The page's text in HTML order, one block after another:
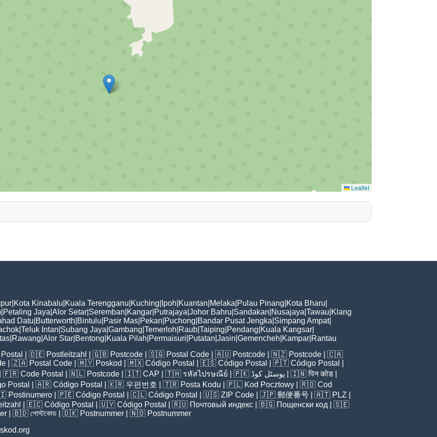
Leaflet
Kota Kinabalu Kuala Terengganu Kuching Ipoh Kuantan Melaka Pulau Pinang Kota Bharu
Petaling Jaya Alor Setar Seremban Kangar Putrajaya Johor Bahru Sandakan Nusajaya Tawau Klang
Datu Butterworth Bintulu Pasir Mas Pekan Puchong Bandar Pusat Jengka Simpang Ampat|
Teluk Intan Subang Jaya Gambang Temerloh Raub Taiping Pendang Kuala Kangsar
Rawang Alor Star Bentong Kuala Pilah Permaisuri Putatan Jasin Gemencheh Kampar Rantau
| 🇩🇪 Postleitzahl | 🇬🇧 Postcode | 🇸🇬 Postal Code | 🇦🇺 Postcode | 🇳🇿 Postcode | 🇨🇦
| 🇿🇦 Postal Code | 🇲🇾 Poskod | 🇲🇽 Código Postal | 🇪🇸 Código Postal | 🇵🇹 Código Postal
🇫🇷 Code Postal | 🇳🇱 Postcode | 🇮🇹 CAP | 🇹🇭 รหัสไปรษณีย์ | 🇵🇰 پوسٹل کوڈ | 🇮🇳पिन कोड
Postal
| 🇦🇷 Código Postal | 🇰🇷 우편번호 | 🇹🇷 Posta Kodu | 🇵🇱 Kod Pocztowy | 🇷🇴 Cod
Postinumero | 🇵🇪 Código Postal | 🇨🇱 Código Postal | 🇺🇸 ZIP Code | 🇯🇵 郵便番号 | 🇦🇹 PLZ
| 🇪🇨 Código Postal | 🇺🇾 Código Postal | 🇷🇺 Почтовый индекс | 🇧🇬 Пощенски код | 🇸🇪
| 🇧🇩 পোস্টকোড | 🇩🇰 Postnummer | 🇳🇴 Postnummer